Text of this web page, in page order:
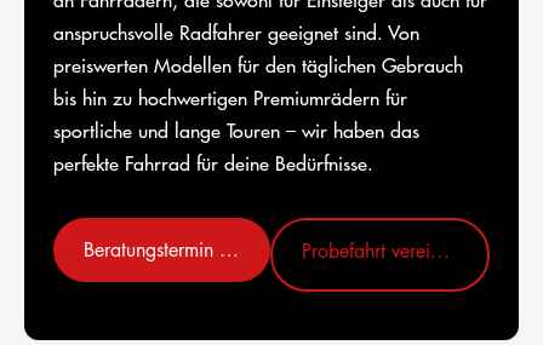
anspruchsvolle Radfahrer geeignet sind. Von
preiswerten Modellen für den täglichen Gebrauch
bis hin zu hochwertigen Premiumrädern für
sportliche und lange Touren – wir haben das
perfekte Fahrrad für deine Bedürfnisse.
Beratungstermin vereinbaren Probefahrt vereinbaren